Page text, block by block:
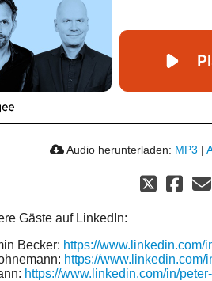
Audio herunterladen: MP3 |
Gäste auf LinkedIn:
Becker: https://
https://www.linkedin.com/
https://www.linkedin.com/in/